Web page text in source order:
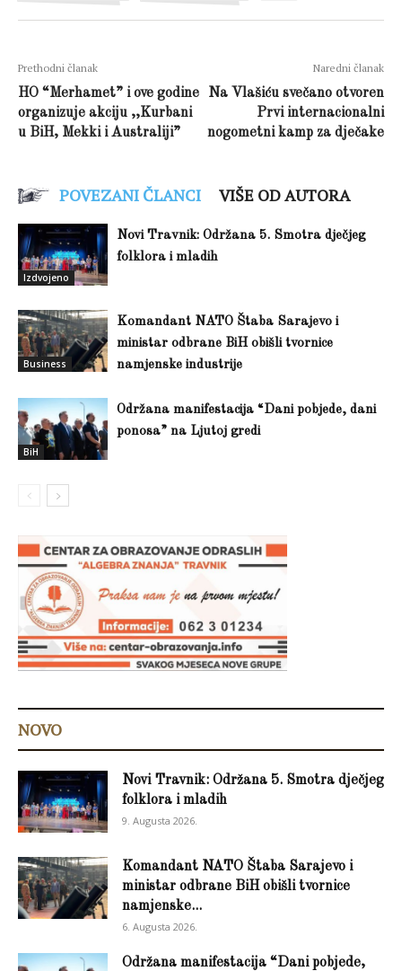
Prethodni članak
HO “Merhamet” i ove godine
organizuje akciju ,,Kurbani
u BiH, Mekki i Australiji”
Naredni članak
Na Vlašiću svečano otvoren
Prvi internacionalni
nogometni kamp za dječake
POVEZANI ČLANCI VIŠE OD AUTORA
Izdvojeno
Novi Travnik: Održana 5. Smotra dječjeg
folklora i mladih
Business
Komandant NATO Štaba Sarajevo i
ministar odbrane BiH obišli tvornice
namjenske industrije
BiH
Održana manifestacija “Dani pobjede, dani
ponosa” na Ljutoj gredi
NOVO
Novi Travnik: Održana 5. Smotra dječjeg
folklora i mladih
9. Augusta 2026.
Komandant NATO Štaba Sarajevo i
ministar odbrane BiH obišli tvornice
namjenske...
6. Augusta 2026.
Održana manifestacija “Dani pobjede,